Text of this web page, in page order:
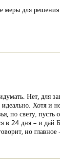
для
Нет, для
Хотя и
по свету,
в 24 дня – и дай
но